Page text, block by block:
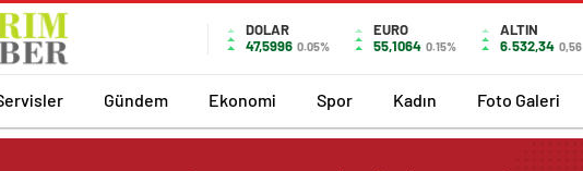
DOLAR
47,5996 0.05%
EURO
55,1064 0.15%
ALTIN
6.532,34 0,56
Gündem Ekonomi Spor Kadın Foto Galeri